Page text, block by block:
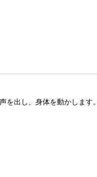
を出し、身体を動かします。